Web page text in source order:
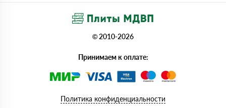
© 2010-2026
Принимаем к оплате:
Политика конфиденциальности